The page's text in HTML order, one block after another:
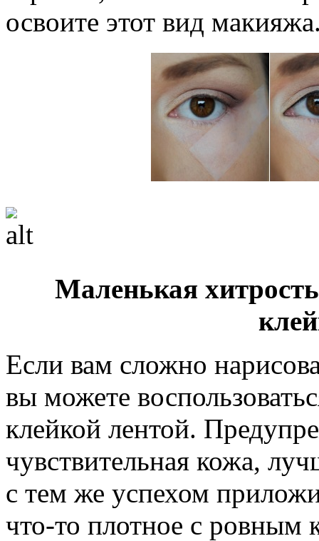
освоите этот вид
Маленькая
Если вам сложно
вы можете
клейкой лентой.
чувствительная кожа,
с тем же успехом
что-то плотное с ровным